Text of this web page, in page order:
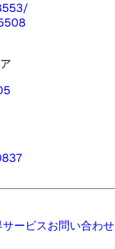
/
サービスお問い合わせ